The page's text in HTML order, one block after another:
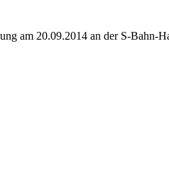
am 20.09.2014 an der S-Bahn-